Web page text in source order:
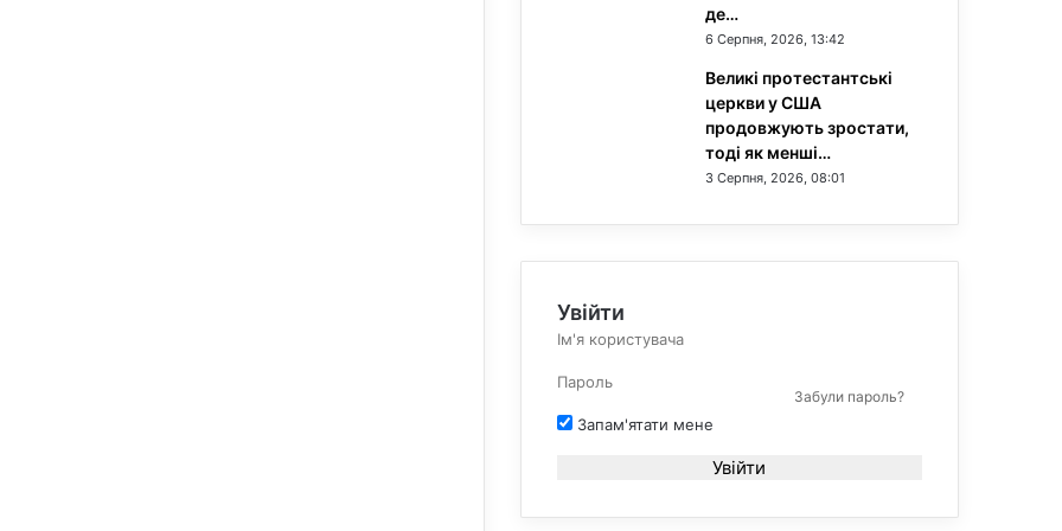
де…
6 Серпня, 2026, 13:42
Великі протестантські
церкви у США
продовжують зростати,
тоді як менші…
3 Серпня, 2026, 08:01
Увійти
Забули пароль?
Запам'ятати мене
Увійти